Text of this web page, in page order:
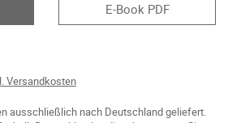
E-Book PDF
Versandkosten
ausschließlich nach Deutschland geliefert.